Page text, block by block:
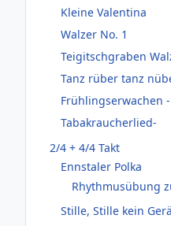
Kleine Valentina
Walzer No. 1
Teigitschgraben
Tanz rüber tanz
Frühlingserwachen
Tabakraucherlied-
2/4 + 4/4 Takt
Ennstaler Polka
Rhythmusübung
Stille, Stille kein